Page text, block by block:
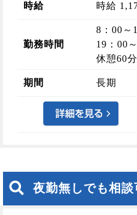
時給 時給
勤務時間
8：00～
19：00
休憩60分
期間 長期
夜勤無しでも相